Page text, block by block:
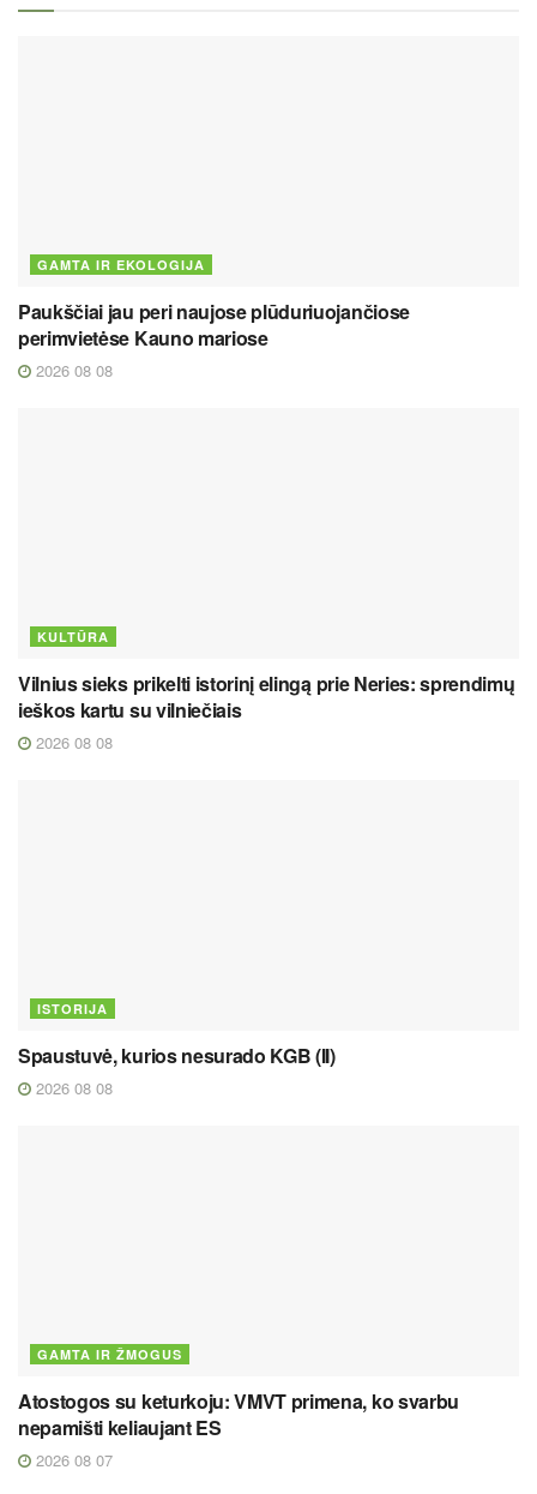
GAMTA IR EKOLOGIJA
Paukščiai jau peri naujose plūduriuojančiose
perimvietėse Kauno mariose
2026 08 08
KULTŪRA
Vilnius sieks prikelti istorinį elingą prie Neries: sprendimų
ieškos kartu su vilniečiais
2026 08 08
ISTORIJA
Spaustuvė, kurios nesurado KGB (II)
2026 08 08
GAMTA IR ŽMOGUS
Atostogos su keturkoju: VMVT primena, ko svarbu
nepamišti keliaujant ES
2026 08 07